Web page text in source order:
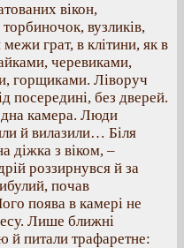
вікон,
вузликів,
грат, в клітини, як в
черевиками,
горщиками. Ліворуч
посередині, без дверей.
камера. Люди
й вилазили… Біля
діжка з віком, –
роззирнувся й за
почав
поява в камері не
Лише ближні
й питали трафаретне: